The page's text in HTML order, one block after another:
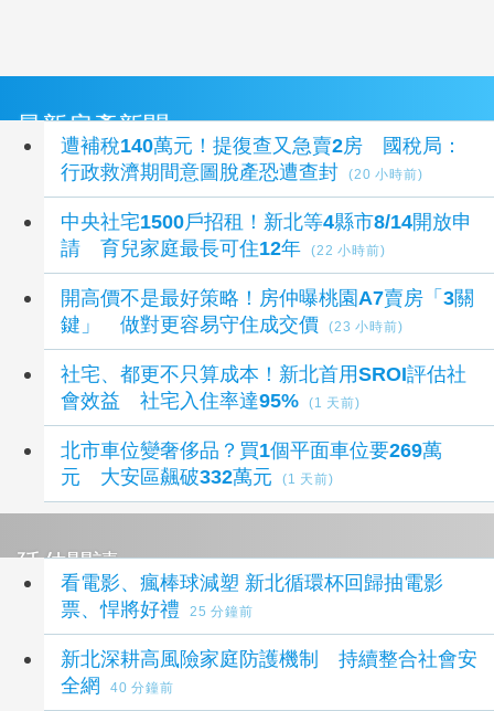
最新房產新聞
遭補稅140萬元！提復查又急賣2房 國稅局：
行政救濟期間意圖脫產恐遭查封
(20 小時前)
中央社宅1500戶招租！新北等4縣市8/14開放申
請 育兒家庭最長可住12年
(22 小時前)
開高價不是最好策略！房仲曝桃園A7賣房「3關
鍵」 做對更容易守住成交價
(23 小時前)
社宅、都更不只算成本！新北首用SROI評估社
會效益 社宅入住率達95%
(1 天前)
北市車位變奢侈品？買1個平面車位要269萬
元 大安區飆破332萬元
(1 天前)
延伸閱讀
看電影、瘋棒球減塑 新北循環杯回歸抽電影
票、悍將好禮
25 分鐘前
新北深耕高風險家庭防護機制 持續整合社會安
全網
40 分鐘前